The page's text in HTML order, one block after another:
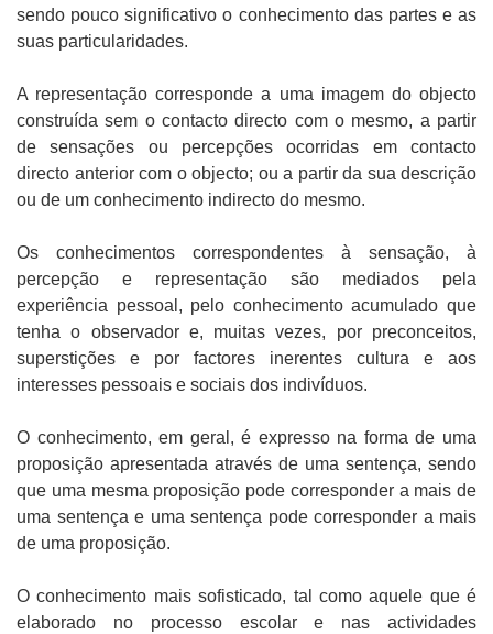
sendo pouco significativo o conhecimento das partes e as
suas particularidades.
A representação corresponde a uma imagem do objecto
construída sem o contacto directo com o mesmo, a partir
de sensações ou percepções ocorridas em contacto
directo anterior com o objecto; ou a partir da sua descrição
ou de um conhecimento indirecto do mesmo.
Os conhecimentos correspondentes à sensação, à
percepção e representação são mediados pela
experiência pessoal, pelo conhecimento acumulado que
tenha o observador e, muitas vezes, por preconceitos,
superstições e por factores inerentes cultura e aos
interesses pessoais e sociais dos indivíduos.
O conhecimento, em geral, é expresso na forma de uma
proposição apresentada através de uma sentença, sendo
que uma mesma proposição pode corresponder a mais de
uma sentença e uma sentença pode corresponder a mais
de uma proposição.
O conhecimento mais sofisticado, tal como aquele que é
elaborado no processo escolar e nas actividades